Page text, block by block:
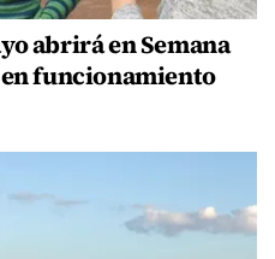
abrirá en Semana
funcionamiento